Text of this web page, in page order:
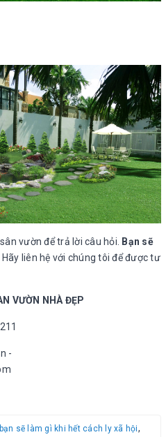
vườn để trả lời câu hỏi.
Bạn sẽ
Hãy liên hệ với chúng tôi để được tư
VƯỜN NHÀ ĐẸP
-
bạn sẽ làm gì khi hết cách ly xã hội,